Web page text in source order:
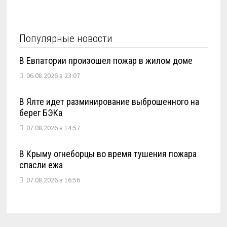
Популярные новости
В Евпатории произошел пожар в жилом доме
06.08.2026 в 23:07
В Ялте идет разминирование выброшенного на
берег БЭКа
07.08.2026 в 14:57
В Крыму огнеборцы во время тушения пожара
спасли ежа
07.08.2026 в 16:56